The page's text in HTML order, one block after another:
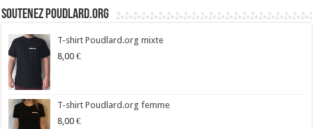
Soutenez Poudlard.org
T-shirt Poudlard.org mixte
8,00 €
T-shirt Poudlard.org femme
8,00 €